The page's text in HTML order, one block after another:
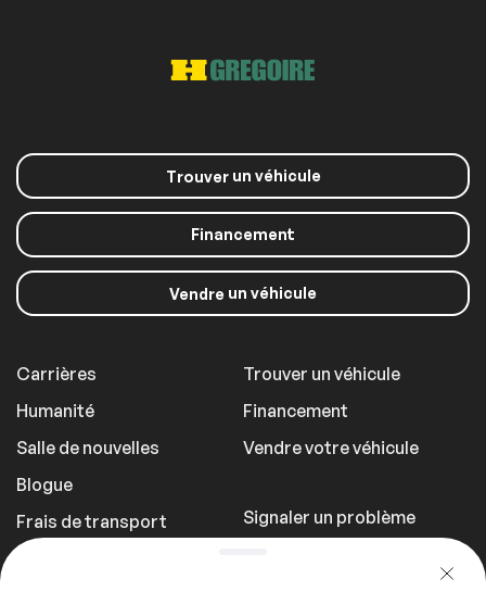
Trouverun véhicule
Financement
Vendre un véhicule
Carrières
Humanité
Salle de nouvelles
Blogue
Frais de transport
Trouver un véhicule
Financement
Vendre votre véhicule
Signaler un problème